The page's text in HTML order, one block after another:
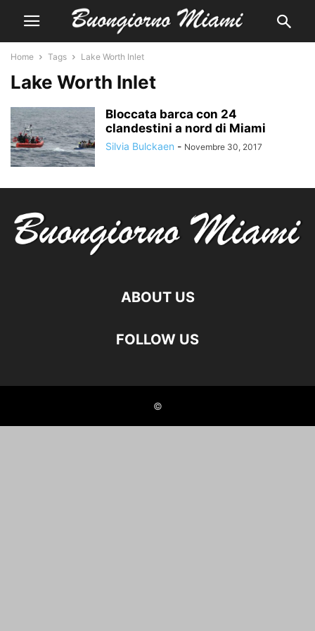
Home Tags Lake Worth Inlet
Lake Worth Inlet
Bloccata barca con 24
clandestini a nord di Miami
Silvia Bulckaen - Novembre 30, 2017
ABOUT US
FOLLOW US
©